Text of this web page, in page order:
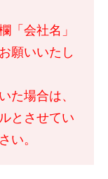
「会社名」
願いいたし
た場合は、
とさせてい
い。